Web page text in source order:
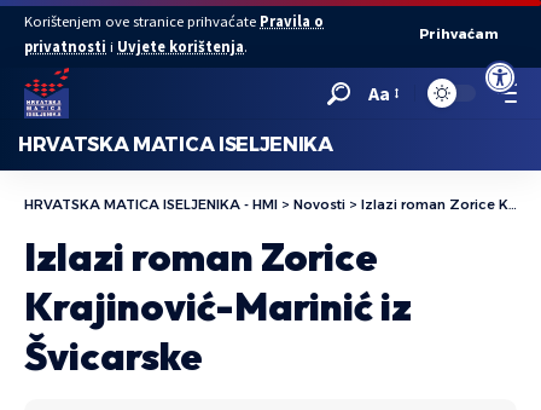
Open
Korištenjem ove stranice prihvaćate Pravila o
privatnosti i Uvjete korištenja.
Prihvaćam
Aa
HRVATSKA MATICA ISELJENIKA
HRVATSKA MATICA ISELJENIKA - HMI > Novosti > Izlazi roman Zorice Krajinović-Marinić iz Švicarske
Izlazi roman Zorice
Krajinović-Marinić iz
Švicarske